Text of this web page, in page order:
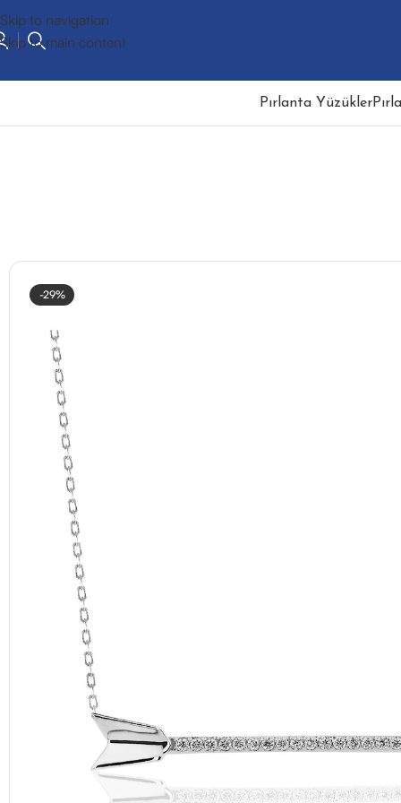
Skip to navigation
Skip to main content
Pırlanta Yüzükler
-29%